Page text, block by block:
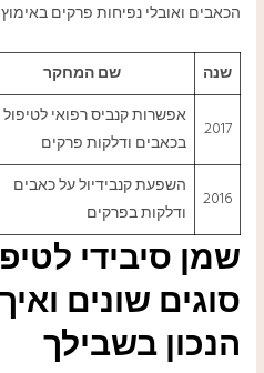
הכאבים ואובלי נפיחות פרקים
שנה שם המחקר
2017
אפשרות קנביס רפואי לטיפול
בכאבים ודלקות פרקים
2016
השפעת קנבידיול על כאבים
ודלקות בפרקים
שמן סיבידי
סוגים שונים
הנכון בשבילך